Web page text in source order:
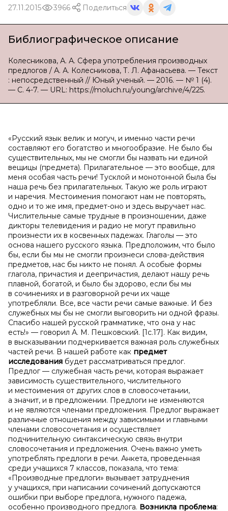
27.11.2015 3966 Поделиться
Библиографическое описание
Колесникова, А. А. Сфера употребления производных
предлогов / А. А. Колесникова, Т. Л. Афанасьева. — Текст
: непосредственный // Юный ученый. — 2016. — № 1 (4).
— С. 4-7. — URL: https://moluch.ru/young/archive/4/225.
«Русский язык велик и могуч, и именно части речи
составляют его богатство и многообразие. Не было бы
существительных, мы не смогли бы назвать ни единой
вещицы (предмета). Прилагательное — это вообще, для
меня особая часть речи! Тусклой и монотонной была бы
наша речь без прилагательных. Такую же роль играют
и наречия. Местоимения помогают нам не повторять,
одно и то же имя, предмет-оно и здесь выручает нас.
Числительные самые трудные в произношении, даже
дикторы телевидения и радио не могут правильно
произнести их в косвенных падежах. Глаголы — это
основа нашего русского языка. Предположим, что было
бы, если бы мы не смогли произнеси слова-действия
предметов, нас бы никто не понял. А особые формы
глагола, причастия и деепричастия, делают нашу речь
плавной, богатой, и было бы здорово, если бы мы
в сочинениях и в разговорной речи их чаще
употребляли. Все, все части речи самые важные. И без
служебных мы бы не смогли выговорить ни одной фразы.
Спасибо нашей русской грамматике, что она у нас
есть!» — говорил А. М. Пешковский. [1с.17]. Как видим,
в высказывании подчеркивается важная роль служебных
частей речи. В нашей работе как предмет
исследования будет рассматриваться предлог.
Предлог — служебная часть речи, которая выражает
зависимость существительного, числительного
и местоимения от других слов в словосочетании,
а значит, и в предложении. Предлоги не изменяются
и не являются членами предложения. Предлог выражает
различные отношения между зависимыми и главными
членами словосочетания и осуществляет
подчинительную синтаксическую связь внутри
словосочетания и предложения. Очень важно уметь
употреблять предлоги в речи. Анкета, проведенная
среди учащихся 7 классов, показала, что тема:
«Производные предлоги» вызывает затруднения
у учащихся, при написании сочинений допускаются
ошибки при выборе предлога, нужного падежа,
особенно производного предлога. Возникла проблема: